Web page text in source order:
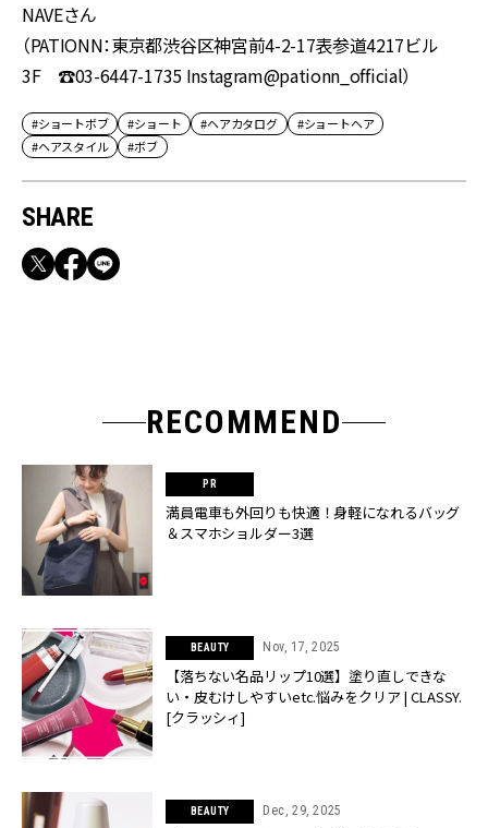
NAVEさん
（PATIONN：東京都渋谷区神宮前4-2-17表参道4217ビル
3F ☎03-6447-1735 Instagram@pationn_official）
#ショートボブ #ショート #ヘアカタログ
#ショートヘア
#ヘアスタイル
#ボブ
SHARE
RECOMMEND
満員電車も外回りも快適！身軽になれるバッグ
＆スマホショルダー3選
BEAUTY Nov, 17, 2025
【落ちない名品リップ10選】塗り直しできな
い・皮むけしやすいetc.悩みをクリア | CLASSY.
[クラッシィ]
BEAUTY Dec, 29, 2025